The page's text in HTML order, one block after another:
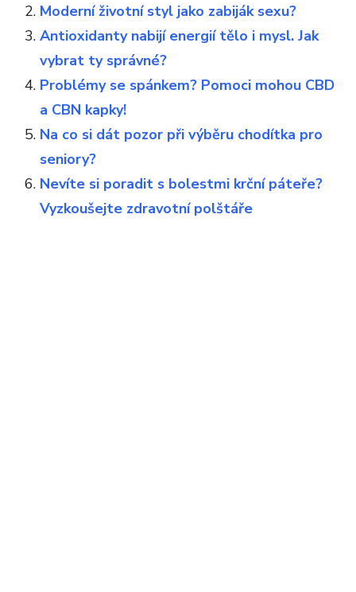
Moderní životní styl jako zabiják sexu?
Antioxidanty nabijí energií tělo i mysl. Jak
vybrat ty správné?
Problémy se spánkem? Pomoci mohou CBD
a CBN kapky!
Na co si dát pozor při výběru chodítka pro
seniory?
Nevíte si poradit s bolestmi krční páteře?
Vyzkoušejte zdravotní polštáře